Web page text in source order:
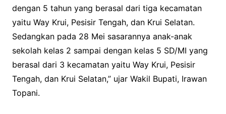
dengan 5 tahun yang berasal dari tiga kecamatan
yaitu Way Krui, Pesisir Tengah, dan Krui Selatan.
Sedangkan pada 28 Mei sasarannya anak-anak
sekolah kelas 2 sampai dengan kelas 5 SD/MI yang
berasal dari 3 kecamatan yaitu Way Krui, Pesisir
Tengah, dan Krui Selatan,” ujar Wakil Bupati, Irawan
Topani.